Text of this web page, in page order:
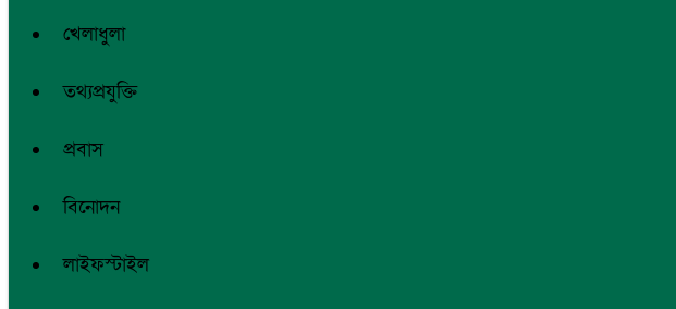
খেলাধুলা
তথ্যপ্রযুক্তি
প্রবাস
বিনোদন
লাইফস্টাইল